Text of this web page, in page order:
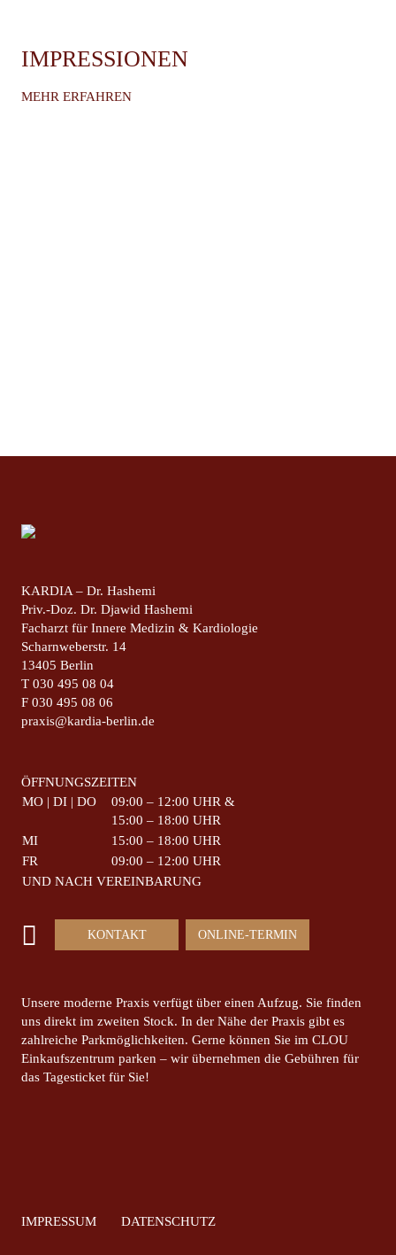
IMPRESSIONEN
MEHR ERFAHREN
KARDIA – Dr. Hashemi
Priv.-Doz. Dr. Djawid Hashemi
Facharzt für Innere Medizin & Kardiologie
Scharnweberstr. 14
13405 Berlin
T 030 495 08 04
F 030 495 08 06
praxis@kardia-berlin.de
ÖFFNUNGSZEITEN
MO | DI | DO
09:00 – 12:00 UHR &
15:00 – 18:00 UHR
MI
15:00 – 18:00 UHR
FR
09:00 – 12:00 UHR
UND NACH VEREINBARUNG
KONTAKT ONLINE-TERMIN
Unsere moderne Praxis verfügt über einen Aufzug. Sie finden
uns direkt im zweiten Stock. In der Nähe der Praxis gibt es
zahlreiche Parkmöglichkeiten. Gerne können Sie im CLOU
Einkaufszentrum parken – wir übernehmen die Gebühren für
das Tagesticket für Sie!
IMPRESSUM DATENSCHUTZ